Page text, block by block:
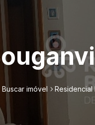
Buscar imóvel Residencial